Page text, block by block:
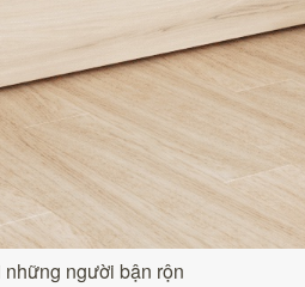
người bận rộn